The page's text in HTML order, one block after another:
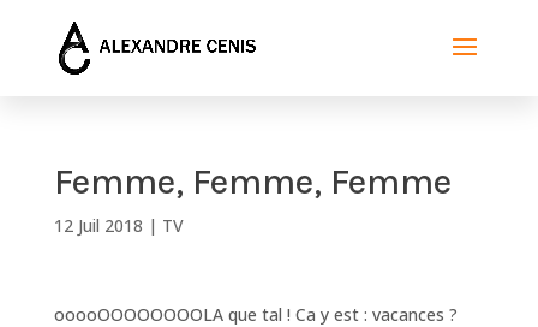
Femme, Femme, Femme
12 Juil 2018 | TV
ooooOOOOOOOOLA que tal ! Ca y est : vacances ?